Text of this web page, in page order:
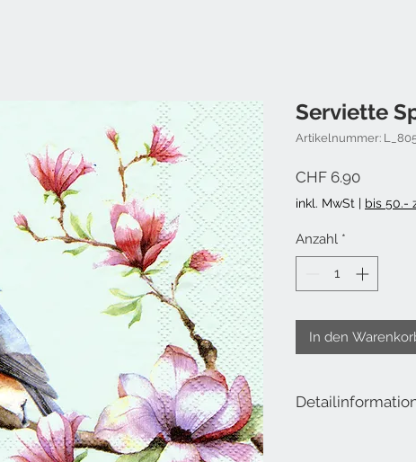
Serviette
Artikelnummer:
CHF 6.90Preis
inkl. MwSt | bis 50.-
Anzahl *
In den